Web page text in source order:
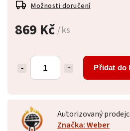
869 Kč / ks
Přidat do
Možnosti doručení
Autorizovaný
Značka: Weber